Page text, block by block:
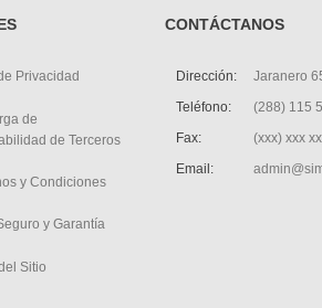
Privacidad
de
de Terceros
y Condiciones
y Garantía
Sitio
CONTÁCTANOS
Dirección:
Jaranero
Teléfono:
(288) 115
Fax:
(xxx) xxx
Email: